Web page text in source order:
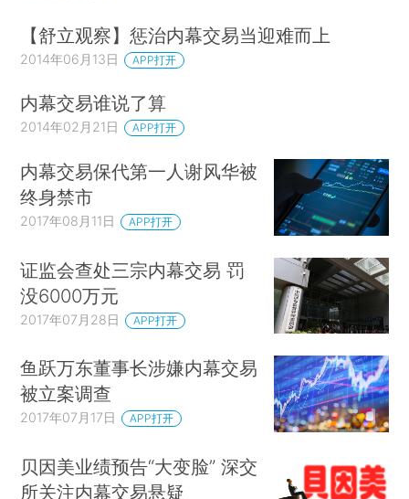
【舒立观察】惩治内幕交易当迎难而上
2014年06月13日 APP打开
内幕交易谁说了算
2014年02月21日 APP打开
内幕交易保代第一人谢风华被
终身禁市
2017年08月11日 APP打开
证监会查处三宗内幕交易 罚
没6000万元
2017年07月28日 APP打开
鱼跃万东董事长涉嫌内幕交易
被立案调查
2017年07月17日 APP打开
贝因美业绩预告“大变脸” 深交
所关注内幕交易悬疑